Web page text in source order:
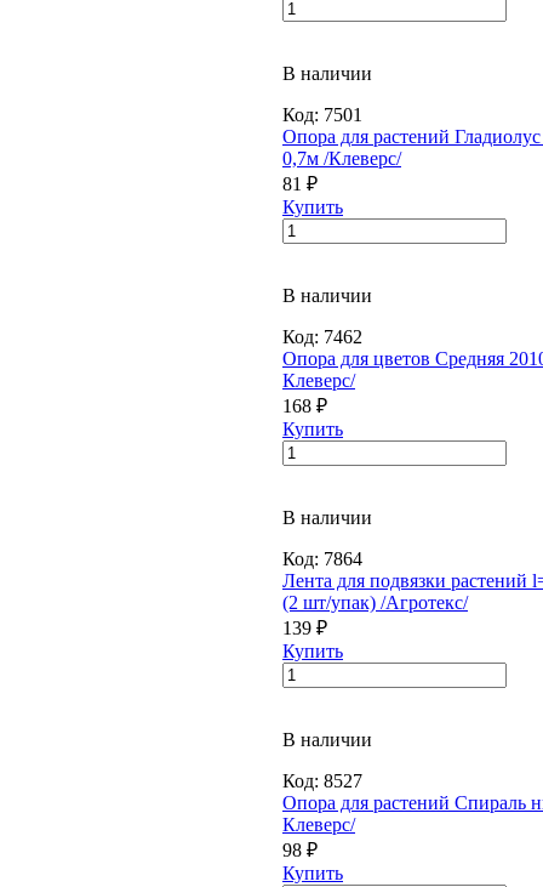
В наличии
Код: 7501
Опора для растений
0,7м /Клеверс/
81 ₽
Купить
В наличии
Код: 7462
Опора для цветов Средняя
Клеверс/
168 ₽
Купить
В наличии
Код: 7864
Лента для подвязки растений
(2 шт/упак) /Агротекс/
139 ₽
Купить
В наличии
Код: 8527
Опора для растений Спираль
Клеверс/
98 ₽
Купить